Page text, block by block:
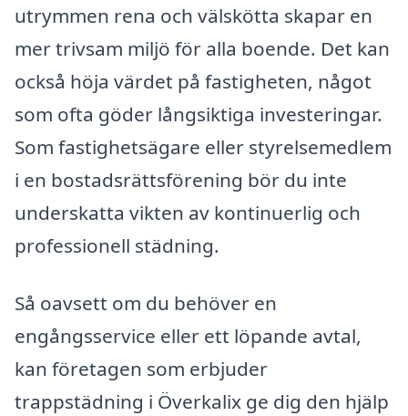
utrymmen rena och välskötta skapar en
mer trivsam miljö för alla boende. Det kan
också höja värdet på fastigheten, något
som ofta göder långsiktiga investeringar.
Som fastighetsägare eller styrelsemedlem
i en bostadsrättsförening bör du inte
underskatta vikten av kontinuerlig och
professionell städning.
Så oavsett om du behöver en
engångsservice eller ett löpande avtal,
kan företagen som erbjuder
trappstädning i Överkalix ge dig den hjälp